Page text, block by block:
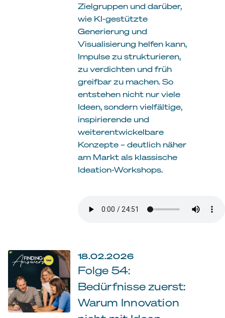
Zielgruppen und darüber,
wie KI-gestützte
Generierung und
Visualisierung helfen kann,
Impulse zu strukturieren,
zu verdichten und früh
greifbar zu machen. So
entstehen nicht nur viele
Ideen, sondern vielfältige,
inspirierende und
weiterentwickelbare
Konzepte – deutlich näher
am Markt als klassische
Ideation-Workshops.
18.02.2026
Folge 54:
Bedürfnisse zuerst:
Warum Innovation